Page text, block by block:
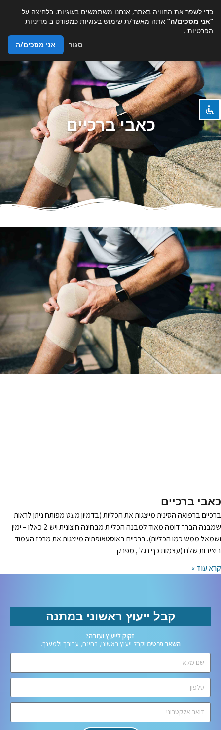
keyboard ניווט במקלדת
title סמן כותרות
צבע רקע
zoom_out זום (הקטנה)
zoom_in זום (הגדלה)
remove_circle_outline הקטנת גופן
add_circle_outline הגדלת גופן
spellcheck גופן קריא
brightness_high ניגודיות בהירה
format_underlined הוסף קו תחתון לקישורים
font_download סמן קישורים
לאפס את כל האפשרויות
cached
השארת משוב
הצהרת נגישות
כדי לשפר את החוויה באתר, אנחנו משתמשים בעוגיות. בלחיצה על
“אני מסכים/ה” אתה מאשר/ת שימוש בעוגיות כמפורט ב מדיניות
הפרטיות .
סגור
אני מסכים/ה
כאבי ברכיים
כאבי ברכיים
ברכיים ברפואה הסינית מייצגות את הכליות (בדמיון מעט מפותח ניתן לראות
שמבנה הברך דומה מאוד למבנה הכליות מבחינה חיצונית ויש 2 כאלו – ימין
ושמאל ממש כמו הכליות). ברכיים באוסטאופתיה מייצגות את מרכז העמוד
ביציבות שלנו (עצמות כף רגל , מפרק
קרא עוד »
קבל ייעוץ ראשוני במתנה
זקוק לייעוץ ועזרה?
השאר פרטים וקבל ייעוץ ראשוני, בחינם, עבורך ולמענך.